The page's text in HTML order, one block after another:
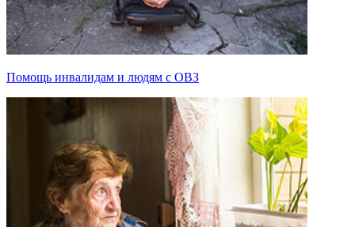
Помощь инвалидам и людям с ОВЗ